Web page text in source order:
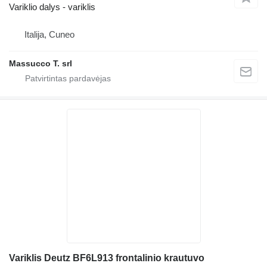
Variklio dalys - variklis
Italija, Cuneo
Massucco T. srl
Variklis Deutz BF6L913 frontalinio krautuvo